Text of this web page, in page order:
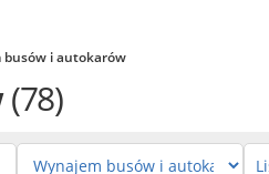
busów i autokarów
(78)